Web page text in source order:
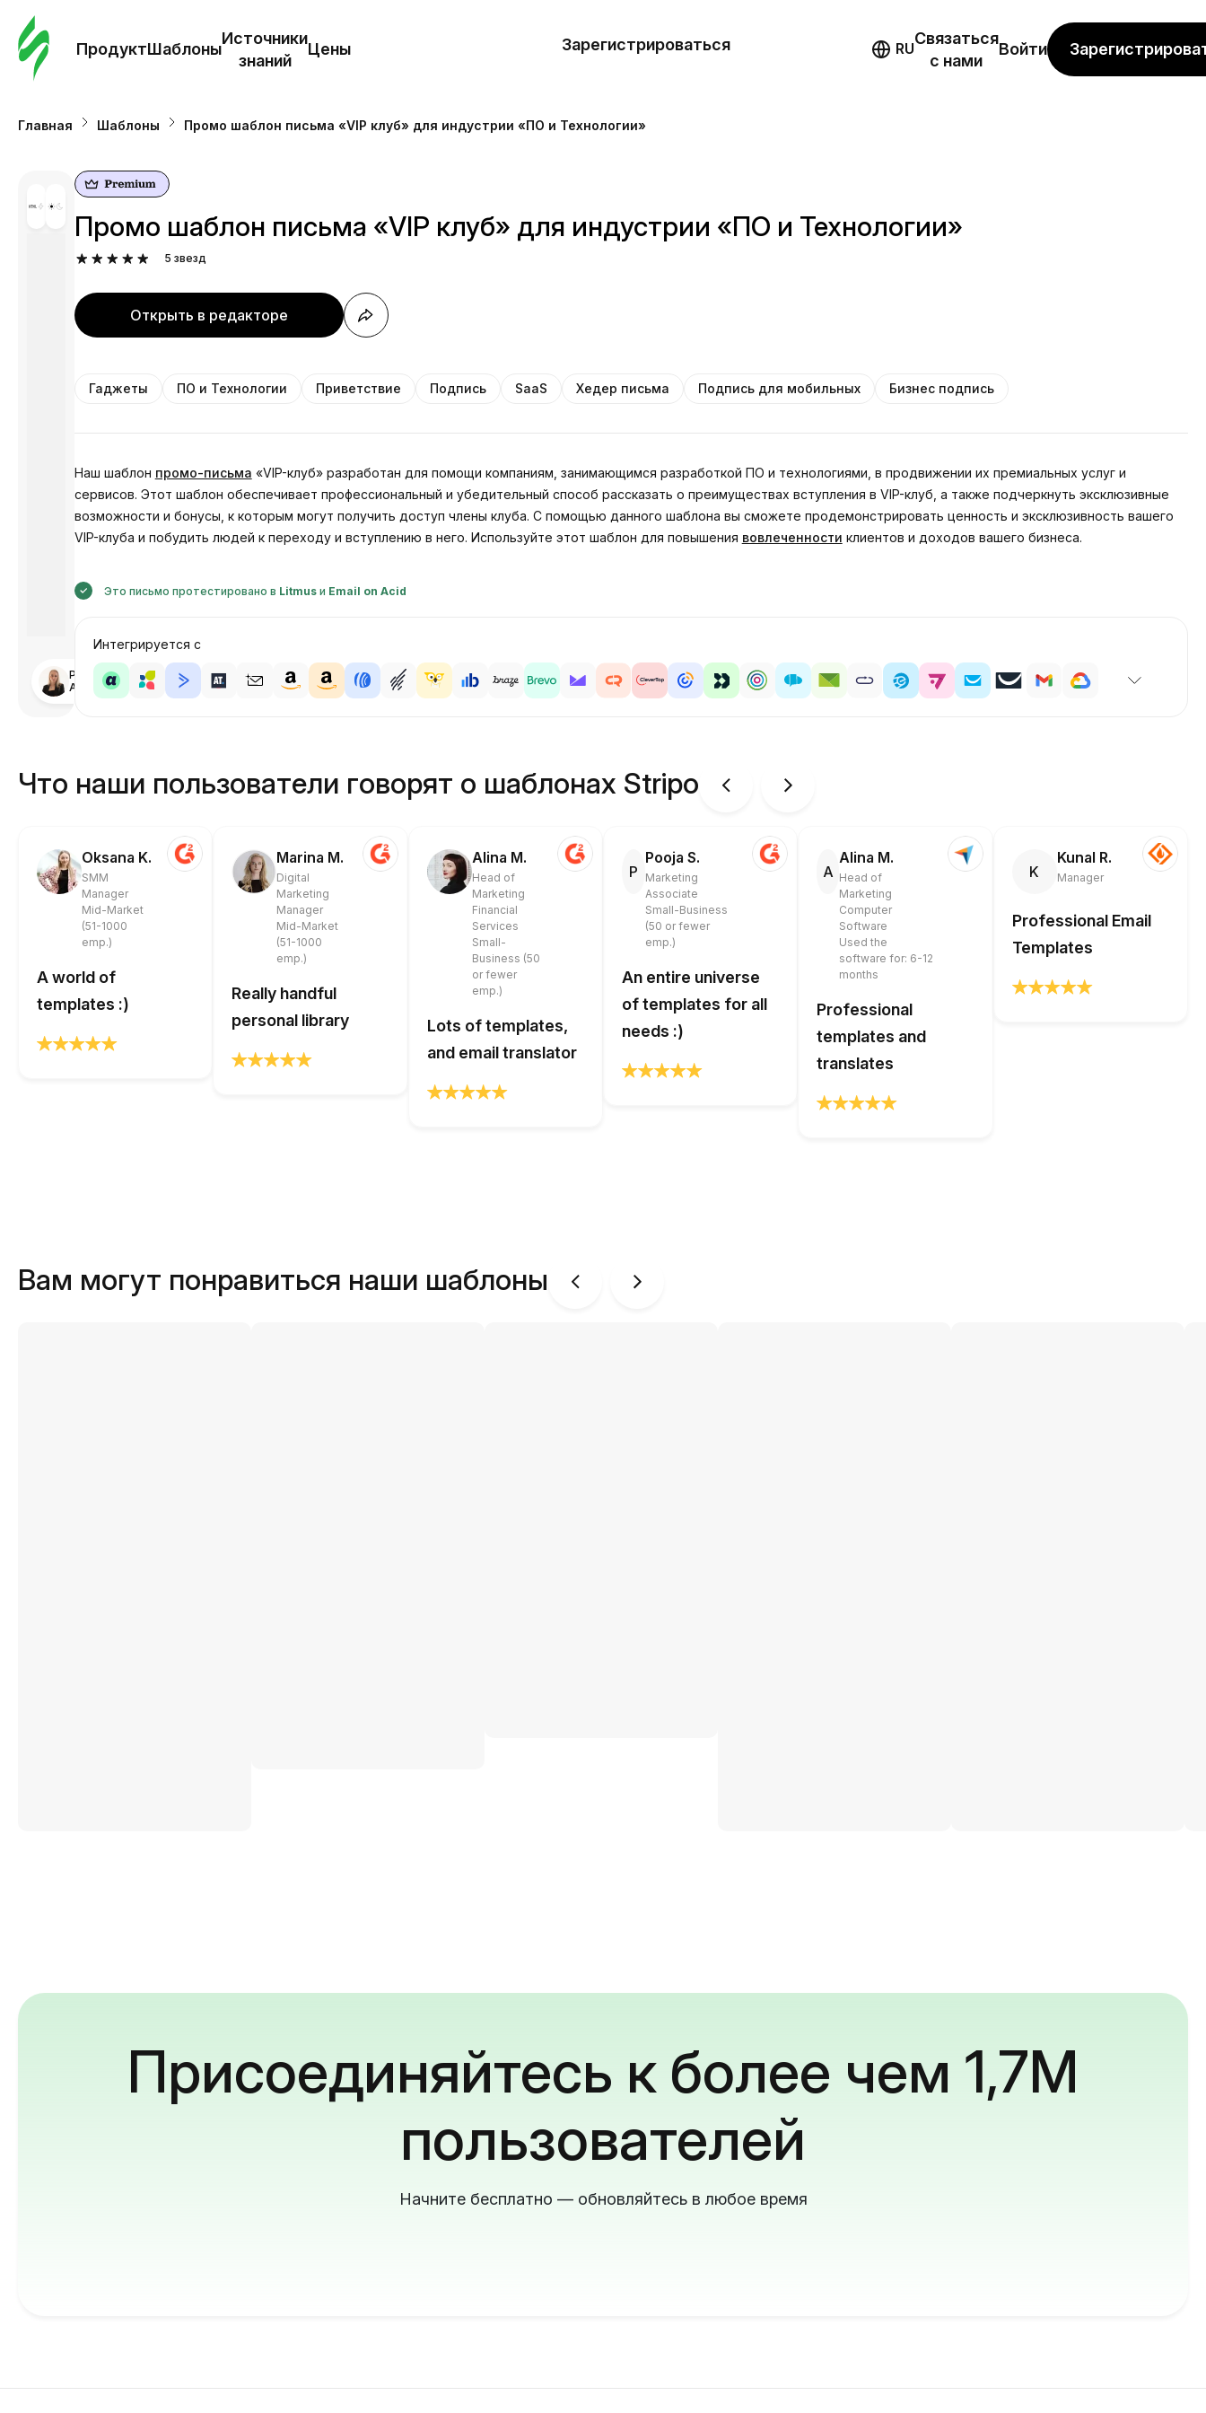
ПродуктШаблоны
Источники
знаний
Цены
Цены
Зарегистрироваться RU
Связаться
с нами
Войти
Главная Шаблоны Промо шаблон письма «VIP клуб» для индустрии «ПО и Технологии»
Разработано
Анастасия
Промо шаблон письма «VIP клуб» для индустрии «ПО и Технологии»
5 звезд
Открыть в редакторе
Гаджеты ПО и Технологии Приветствие Подпись SaaS Хедер письма Подпись для мобильных Бизнес подпись
Наш шаблон промо-письма «VIP-клуб» разработан для помощи компаниям, занимающимся разработкой ПО и технологиями, в продвижении их премиальных услуг и
сервисов. Этот шаблон обеспечивает профессиональный и убедительный способ рассказать о преимуществах вступления в VIP-клуб, а также подчеркнуть эксклюзивные
возможности и бонусы, к которым могут получить доступ члены клуба. С помощью данного шаблона вы сможете продемонстрировать ценность и эксклюзивность вашего
VIP-клуба и побудить людей к переходу и вступлению в него. Используйте этот шаблон для повышения вовлеченности клиентов и доходов вашего бизнеса.
Это письмо протестировано в Litmusи Email on Acid
Интегрируется с
Что наши пользователи говорят о шаблонах Stripo
Oksana K.
SMM
Manager
Mid-Market
(51-1000
emp.)
A world of
templates :)
Marina M.
Digital
Marketing
Manager
Mid-Market
(51-1000
emp.)
Really handful
personal library
Alina M.
Head of
Marketing
Financial
Services
Small-
Business (50
or fewer
emp.)
Lots of templates,
and email translator
P
Pooja S.
Marketing
Associate
Small-Business
(50 or fewer
emp.)
An entire universe
of templates for all
needs :)
A
Alina M.
Head of
Marketing
Computer
Software
Used the
software for: 6-12
months
Professional
templates and
translates
K
Kunal R.
Manager
Professional Email
Templates
Вам могут понравиться наши шаблоны
Присоединяйтесь к более чем 1,7M
пользователей
Начните бесплатно — обновляйтесь в любое время